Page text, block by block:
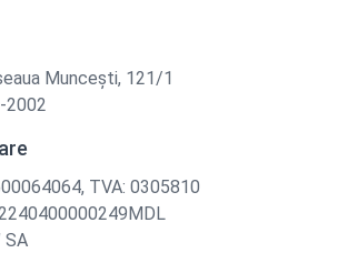
Munceşti, 121/1
2002
TVA: 0305810
SA